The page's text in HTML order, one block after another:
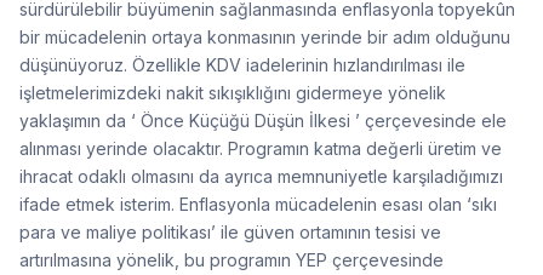
sürdürülebilir büyümenin sağlanmasında enflasyonla topyekûn
bir mücadelenin ortaya konmasının yerinde bir adım olduğunu
düşünüyoruz. Özellikle KDV iadelerinin hızlandırılması ile
işletmelerimizdeki nakit sıkışıklığını gidermeye yönelik
yaklaşımın da ‘ Önce Küçüğü Düşün İlkesi ’ çerçevesinde ele
alınması yerinde olacaktır. Programın katma değerli üretim ve
ihracat odaklı olmasını da ayrıca memnuniyetle karşıladığımızı
ifade etmek isterim. Enflasyonla mücadelenin esası olan ‘sıkı
para ve maliye politikası’ ile güven ortamının tesisi ve
artırılmasına yönelik, bu programın YEP çerçevesinde